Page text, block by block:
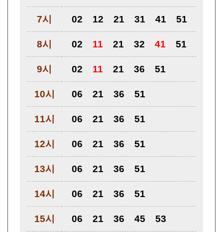
7시 02 12 21 31 41 51
8시 02 11 21 32 41 51
9시 02 11 21 36 51
10시 06 21 36 51
11시 06 21 36 51
12시 06 21 36 51
13시 06 21 36 51
14시 06 21 36 51
15시 06 21 36 45 53